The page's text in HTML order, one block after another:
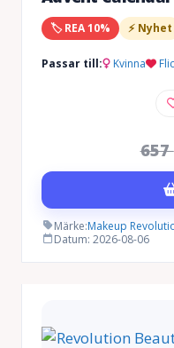
🏷️ REA 10% ⚡ Nyhet
Passar till: Kvinna
657
Märke:Makeup
Datum: 2026-08-06